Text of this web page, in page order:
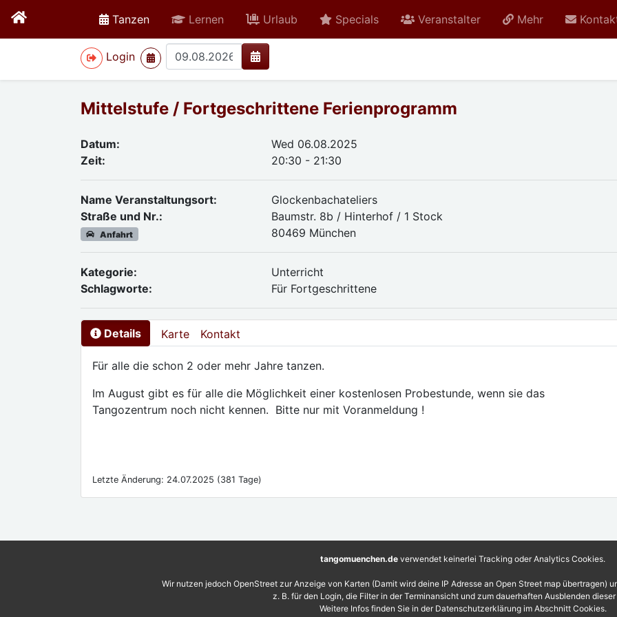
Tanzenactive Lernen Urlaub Specials Veranstalter Mehr
Login
>
Mittelstufe / Fortgeschrittene Ferienprogramm
Datum:
Wed 06.08.2025
Zeit:
20:30 - 21:30
Name Veranstaltungsort:
Glockenbachateliers
Straße und Nr.:
Anfahrt
Baumstr. 8b / Hinterhof / 1 Stock
80469 München
Kategorie:
Unterricht
Schlagworte:
Für Fortgeschrittene
Details Karte Kontakt
Für alle die schon 2 oder mehr Jahre tanzen.
Im August gibt es für alle die Möglichkeit einer kostenlosen Probestunde, wenn sie das
Tangozentrum noch nicht kennen. Bitte nur mit Voranmeldung !
Letzte Änderung: 24.07.2025 (381 Tage)
tangomuenchen.de verwendet keinerlei Tracking oder Analytics Cookies.
Wir nutzen jedoch OpenStreet zur Anzeige von Karten (Damit wird deine IP Adresse an Open Street map übertragen)
z. B. für den Login, die Filter in der Terminansicht und zum dauerhaften Ausblenden
Weitere Infos finden Sie in der Datenschutzerklärung im Abschnitt Cookies.